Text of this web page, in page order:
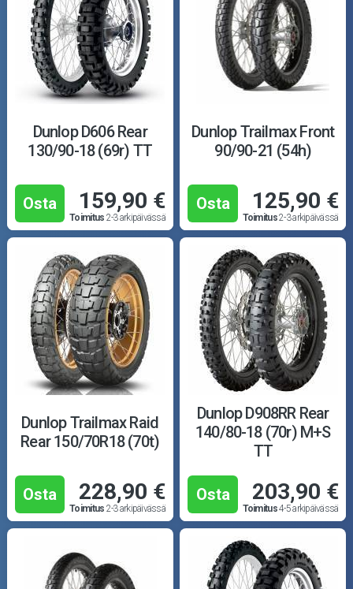
Dunlop D606 Rear
130/90-18 (69r) TT
Osta 159,90 €
Toimitus 2-3 arkipäivässä
Dunlop Trailmax Front
90/90-21 (54h)
Osta 125,90 €
Toimitus2-3 arkipäivässä
Dunlop Trailmax Raid
Rear 150/70R18 (70t)
Osta 228,90 €
Toimitus 2-3 arkipäivässä
Dunlop D908RR Rear
140/80-18 (70r) M+S
TT
Osta 203,90 €
Toimitus4-5 arkipäivässä